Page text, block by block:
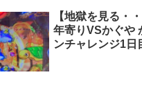
【地獄を見る・
年寄りVSかぐや
ンチャレンジ1日